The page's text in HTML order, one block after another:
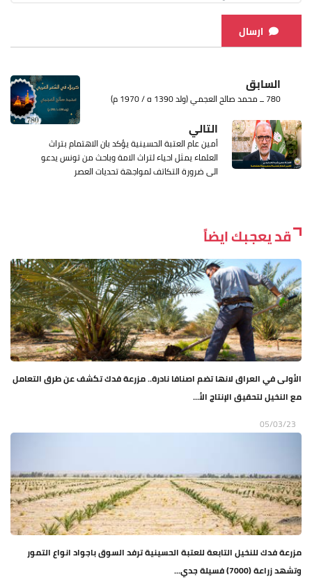
ارسال
السابق
780 ــ محمد صالح العجمي (ولد 1390 ه / 1970 م)
التالي
أمين عام العتبة الحسينية يؤكد بان الاهتمام بتراث
العلماء يمثل احياء لتراث الامة وباحث من تونس يدعو
الى ضرورة التكاتف لمواجهة تحديات العصر
قد يعجبك ايضاً
الأولى في العراق لانها تضم اصنافا نادرة.. مزرعة فدك تكشف عن طرق التعامل
مع النخيل لتحقيق الإنتاج الأ...
05/03/23
مزرعة فدك للنخيل التابعة للعتبة الحسينية ترفد السوق باجواد انواع التمور
وتشهد زراعة (7000) فسيلة جدي...